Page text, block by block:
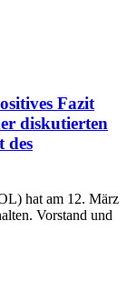
Fazit
diskutierten
des
hat am 12. März
Vorstand und